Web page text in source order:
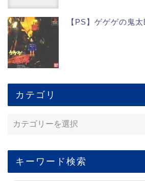
【PS】ゲゲゲの鬼
カテゴリ
キーワード検索